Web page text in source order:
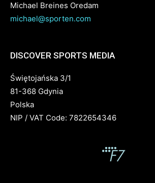
Michael Breines Oredam
michael@sporten.com
DISCOVER SPORTS MEDIA
Świętojańska 3/1
81-368 Gdynia
Polska
NIP / VAT Code: 7822654346